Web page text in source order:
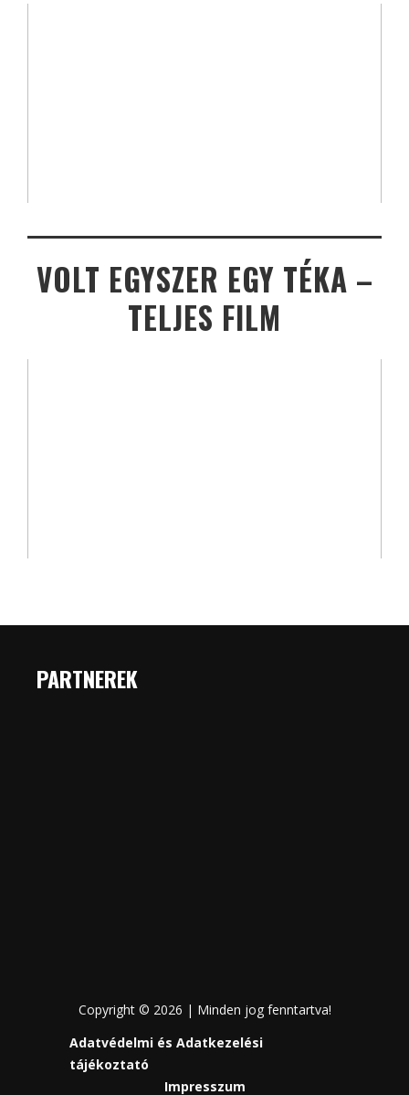
VOLT EGYSZER EGY TÉKA –
TELJES FILM
PARTNEREK
Copyright © 2026 | Minden jog fenntartva!
Adatvédelmi és Adatkezelési
tájékoztató
Impresszum